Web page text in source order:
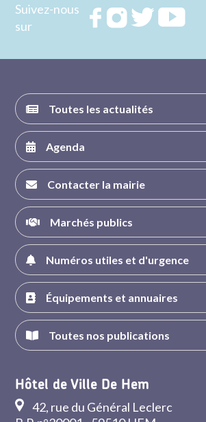
Suivez-nous
sur
Rejoignez
RejoignezRejoignez
Toutes les actualités
Agenda
Contacter la mairie
Marchés publics
Numéros utiles et d'urgence
Équipements et annuaires
Toutes nos publications
Hôtel de Ville De Hem
42, rue du Général Leclerc